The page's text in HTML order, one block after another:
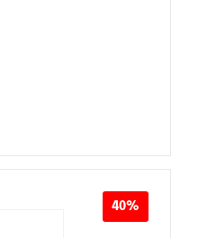
40%